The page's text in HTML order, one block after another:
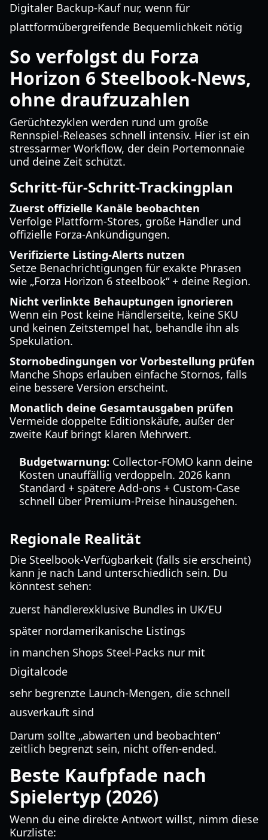
Digitaler Backup-Kauf nur, wenn für
plattformübergreifende Bequemlichkeit nötig
So verfolgst du Forza
Horizon 6 Steelbook-News,
ohne draufzuzahlen
Gerüchtezyklen werden rund um große
Rennspiel-Releases schnell intensiv. Hier ist ein
stressarmer Workflow, der dein Portemonnaie
und deine Zeit schützt.
Schritt-für-Schritt-Trackingplan
Zuerst offizielle Kanäle beobachten
Verfolge Plattform-Stores, große Händler und
offizielle Forza-Ankündigungen.
Verifizierte Listing-Alerts nutzen
Setze Benachrichtigungen für exakte Phrasen
wie „Forza Horizon 6 steelbook“ + deine Region.
Nicht verlinkte Behauptungen ignorieren
Wenn ein Post keine Händlerseite, keine SKU
und keinen Zeitstempel hat, behandle ihn als
Spekulation.
Stornobedingungen vor Vorbestellung prüfen
Manche Shops erlauben einfache Stornos, falls
eine bessere Version erscheint.
Monatlich deine Gesamtausgaben prüfen
Vermeide doppelte Editionskäufe, außer der
zweite Kauf bringt klaren Mehrwert.
Budgetwarnung: Collector-FOMO kann deine
Kosten unauffällig verdoppeln. 2026 kann
Standard + spätere Add-ons + Custom-Case
schnell über Premium-Preise hinausgehen.
Regionale Realität
Die Steelbook-Verfügbarkeit (falls sie erscheint)
kann je nach Land unterschiedlich sein. Du
könntest sehen:
zuerst händlerexklusive Bundles in UK/EU
später nordamerikanische Listings
in manchen Shops Steel-Packs nur mit
Digitalcode
sehr begrenzte Launch-Mengen, die schnell
ausverkauft sind
Darum sollte „abwarten und beobachten“
zeitlich begrenzt sein, nicht offen-ended.
Beste Kaufpfade nach
Spielertyp (2026)
Wenn du eine direkte Antwort willst, nimm diese
Kurzliste: